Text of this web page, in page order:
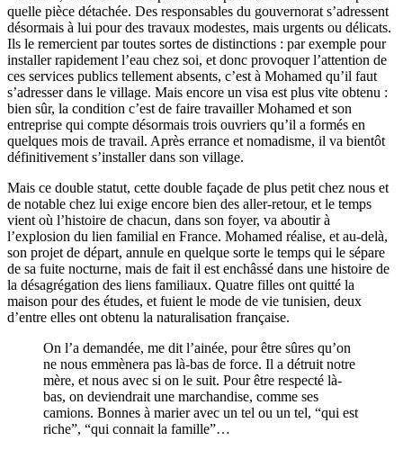
quelle pièce détachée. Des responsables du gouvernorat s’adressent
désormais à lui pour des travaux modestes, mais urgents ou délicats.
Ils le remercient par toutes sortes de distinctions : par exemple pour
installer rapidement l’eau chez soi, et donc provoquer l’attention de
ces services publics tellement absents, c’est à Mohamed qu’il faut
s’adresser dans le village. Mais encore un visa est plus vite obtenu :
bien sûr, la condition c’est de faire travailler Mohamed et son
entreprise qui compte désormais trois ouvriers qu’il a formés en
quelques mois de travail. Après errance et nomadisme, il va bientôt
définitivement s’installer dans son village.
Mais ce double statut, cette double façade de plus petit chez nous et
de notable chez lui exige encore bien des aller-retour, et le temps
vient où l’histoire de chacun, dans son foyer, va aboutir à
l’explosion du lien familial en France. Mohamed réalise, et au-delà,
son projet de départ, annule en quelque sorte le temps qui le sépare
de sa fuite nocturne, mais de fait il est enchâssé dans une histoire de
la désagrégation des liens familiaux. Quatre filles ont quitté la
maison pour des études, et fuient le mode de vie tunisien, deux
d’entre elles ont obtenu la naturalisation française.
On l’a demandée, me dit l’ainée, pour être sûres qu’on
ne nous emmènera pas là-bas de force. Il a détruit notre
mère, et nous avec si on le suit. Pour être respecté là-
bas, on deviendrait une marchandise, comme ses
camions. Bonnes à marier avec un tel ou un tel, “qui est
riche”, “qui connait la famille”…